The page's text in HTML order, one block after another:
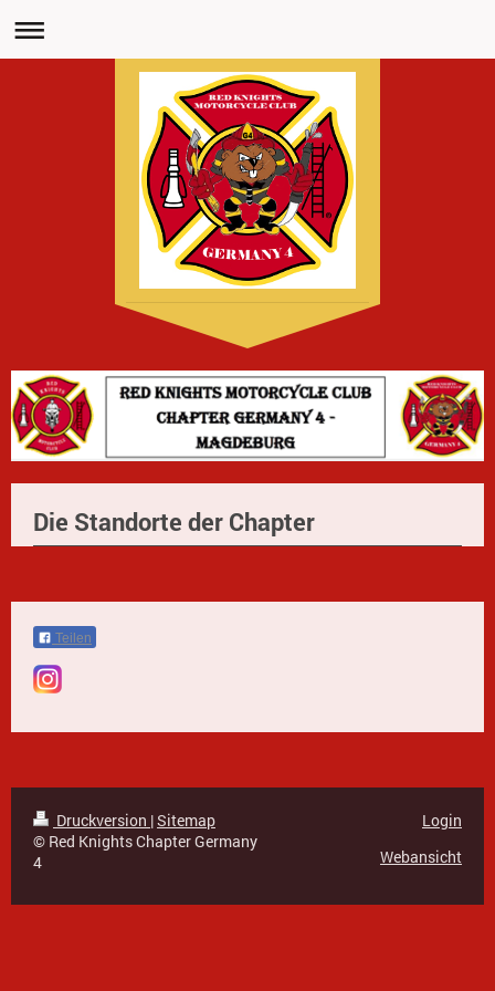
Die Standorte der Chapter
Teilen
Druckversion |Sitemap
© Red Knights Chapter Germany
4
Login
Webansicht